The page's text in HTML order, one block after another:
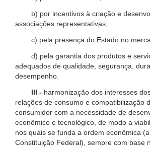
b) por incentivos à criação e
associações representativas;
c) pela presença do Estado no
d) pela garantia dos produtos e
adequados de qualidade, segurança,
desempenho.
III - harmonização dos interesses
relações de consumo e compatibilização
consumidor com a necessidade de
econômico e tecnológico, de modo a
nos quais se funda a ordem econômica
Constituição Federal), sempre com base